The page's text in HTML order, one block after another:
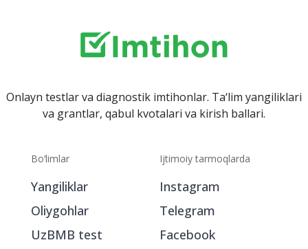
Onlayn testlar va diagnostik imtihonlar. Ta‘lim yangiliklari
va grantlar, qabul kvotalari va kirish ballari.
Bo‘limlar
Yangiliklar
Oliygohlar
UzBMB test
Ijtimoiy tarmoqlarda
Instagram
Telegram
Facebook